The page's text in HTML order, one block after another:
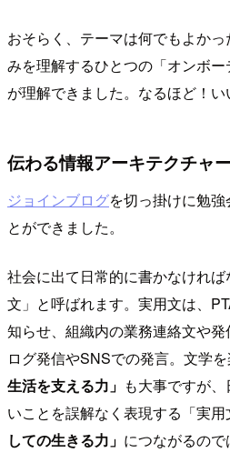
おそらく、テーマは何でもよか
みを理解するひとつの「オンボ
が理解できました。なるほど！い
伝わる情報アーキテクチャー
ジョインブログを切っ掛けに勉
とができました。
社会に出て日常的に書かなけれ
文」と呼ばれます。実用文は、
知らせ、組織内の業務連絡文や
ログ発信やSNSでの発言。文学
生活を支える力」 も大事ですが
いことを誤解なく表現する「実
しての生きる力」 につながるので